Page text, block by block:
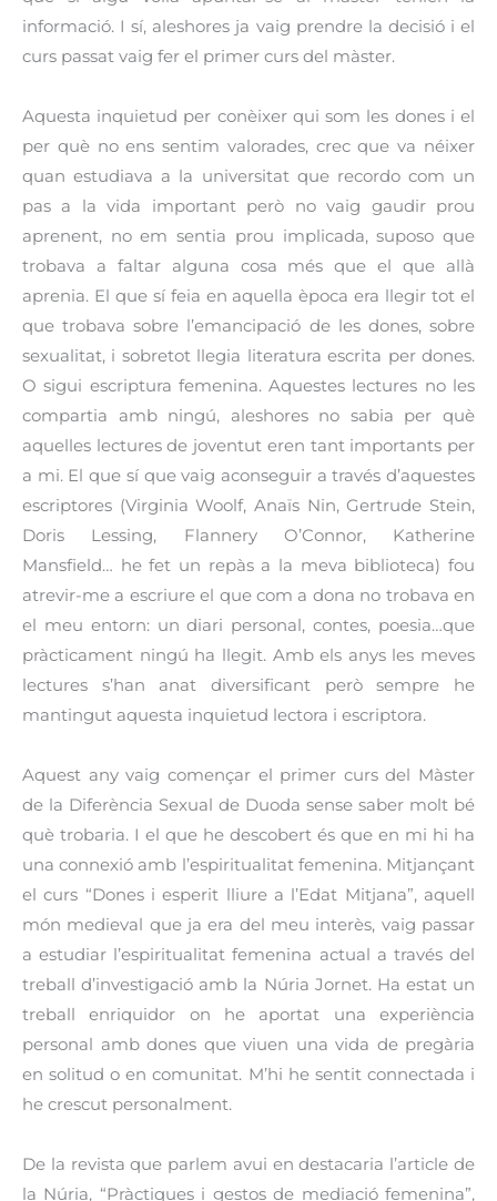
informació. I sí, aleshores ja vaig prendre la decisió i el
curs passat vaig fer el primer curs del màster.
Aquesta inquietud per conèixer qui som les dones i el
per què no ens sentim valorades, crec que va néixer
quan estudiava a la universitat que recordo com un
pas a la vida important però no vaig gaudir prou
aprenent, no em sentia prou implicada, suposo que
trobava a faltar alguna cosa més que el que allà
aprenia. El que sí feia en aquella època era llegir tot el
que trobava sobre l’emancipació de les dones, sobre
sexualitat, i sobretot llegia literatura escrita per dones.
O sigui escriptura femenina. Aquestes lectures no les
compartia amb ningú, aleshores no sabia per què
aquelles lectures de joventut eren tant importants per
a mi. El que sí que vaig aconseguir a través d’aquestes
escriptores (Virginia Woolf, Anaïs Nin, Gertrude Stein,
Doris Lessing, Flannery O’Connor, Katherine
Mansfield… he fet un repàs a la meva biblioteca) fou
atrevir-me a escriure el que com a dona no trobava en
el meu entorn: un diari personal, contes, poesia…que
pràcticament ningú ha llegit. Amb els anys les meves
lectures s’han anat diversificant però sempre he
mantingut aquesta inquietud lectora i escriptora.
Aquest any vaig començar el primer curs del Màster
de la Diferència Sexual de Duoda sense saber molt bé
què trobaria. I el que he descobert és que en mi hi ha
una connexió amb l’espiritualitat femenina. Mitjançant
el curs “Dones i esperit lliure a l’Edat Mitjana”, aquell
món medieval que ja era del meu interès, vaig passar
a estudiar l’espiritualitat femenina actual a través del
treball d’investigació amb la Núria Jornet. Ha estat un
treball enriquidor on he aportat una experiència
personal amb dones que viuen una vida de pregària
en solitud o en comunitat. M’hi he sentit connectada i
he crescut personalment.
De la revista que parlem avui en destacaria l’article de
la Núria, “Pràctiques i gestos de mediació femenina”,